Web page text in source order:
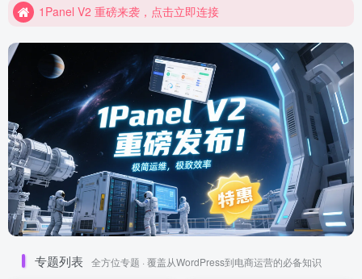
1Panel V2 重磅来袭，点击立即连接
Elementor 模板资源装备库
1Panel V2 重磅来袭，点击立即连接
专题列表 全方位专题 · 覆盖从WordPress到电商运营的必备知识